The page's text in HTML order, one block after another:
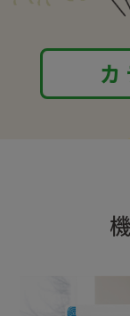
医薬品
食品